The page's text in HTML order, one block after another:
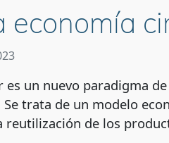
economía
es un nuevo paradigma
trata de un modelo
reutilización de los